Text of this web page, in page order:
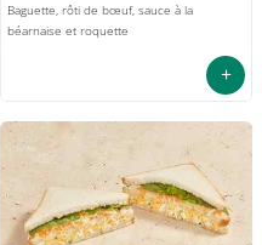
Baguette, rôti de bœuf, sauce à la
béarnaise et roquette
+